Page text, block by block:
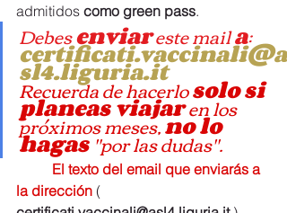
admitidos como green pass.
Debes enviar este mail a:
certificati.vaccinali@a
sl4.liguria.it
Recuerda de hacerlo solo si
planeas viajar en los
próximos meses, no lo
hagas "por las dudas".
El texto del email que enviarás a
la dirección (